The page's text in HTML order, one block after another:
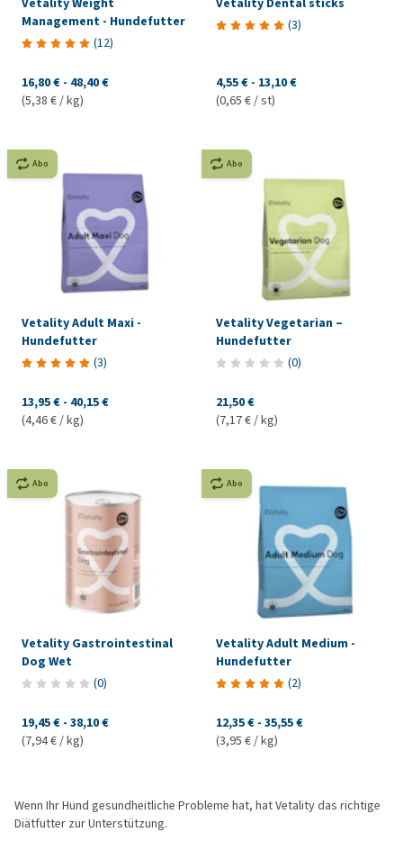
Management - Hundefutter
(12)
16,80 € - 48,40 €
(5,38 € / kg)
(3)
4,55 € - 13,10 €
(0,65 € / st)
Abo
Vetality Adult Maxi -
Hundefutter
(3)
13,95 € - 40,15 €
(4,46 € / kg)
Abo
Vetality Vegetarian –
Hundefutter
(0)
21,50 €
(7,17 € / kg)
Abo
Vetality Gastrointestinal
Dog Wet
(0)
19,45 € - 38,10 €
(7,94 € / kg)
Abo
Vetality Adult Medium -
Hundefutter
(2)
12,35 € - 35,55 €
(3,95 € / kg)
Wenn Ihr Hund gesundheitliche Probleme hat, hat Vetality das richtige
Diätfutter zur Unterstützung.